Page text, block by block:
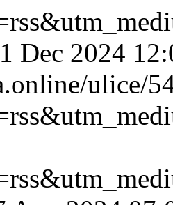
Dec 2024
ulice/